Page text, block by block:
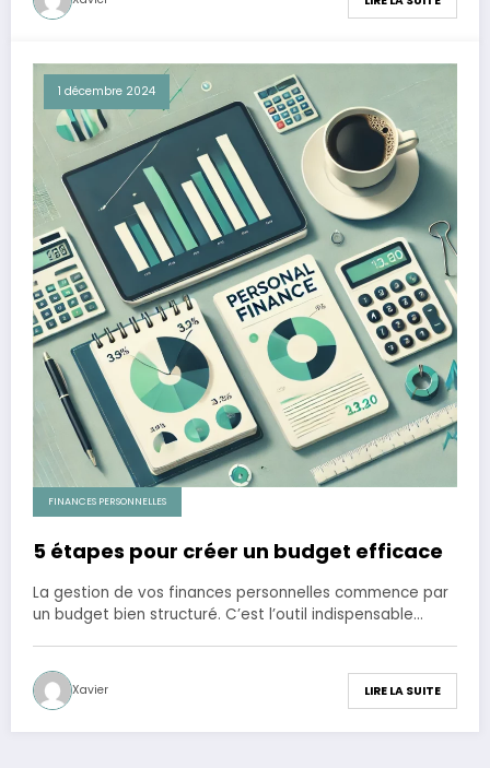
1 décembre 2024
FINANCES PERSONNELLES
5 étapes pour créer un budget efficace
La gestion de vos finances personnelles commence par
un budget bien structuré. C’est l’outil indispensable…
Xavier LIRE LA SUITE